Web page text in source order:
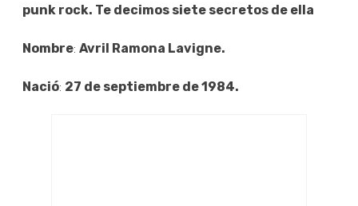
punk rock. Te decimos siete secretos de ella
Nombre: Avril Ramona Lavigne.
Nació: 27 de septiembre de 1984.